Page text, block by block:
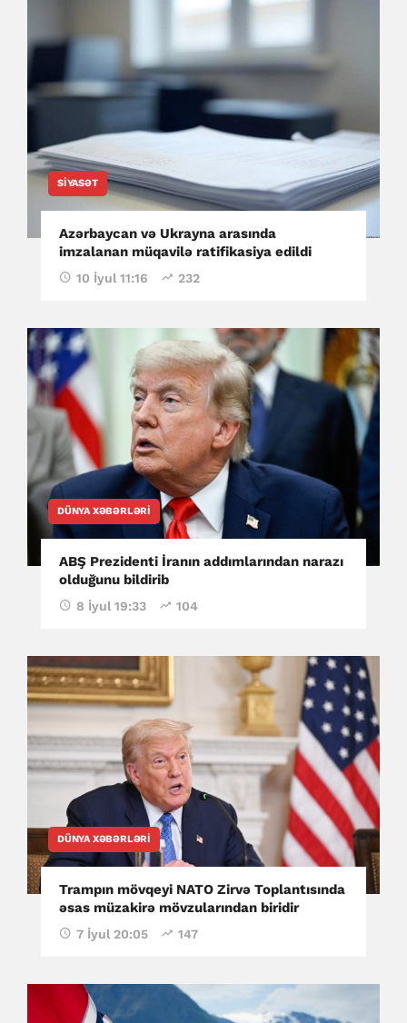
SIYASƏT
Azərbaycan və Ukrayna arasında
imzalanan müqavilə ratifikasiya edildi
10 İyul 11:16 232
DÜNYA XƏBƏRLƏRI
ABŞ Prezidenti İranın addımlarından narazı
olduğunu bildirib
8 İyul 19:33 104
DÜNYA XƏBƏRLƏRI
Trampın mövqeyi NATO Zirvə Toplantısında
əsas müzakirə mövzularından biridir
7 İyul 20:05 147